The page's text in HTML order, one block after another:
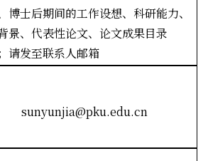
博士后期间的工作设想、科研能力、
景、代表性论文、论文成果目录
请发至联系人邮箱
sunyunjia@pku.edu.cn